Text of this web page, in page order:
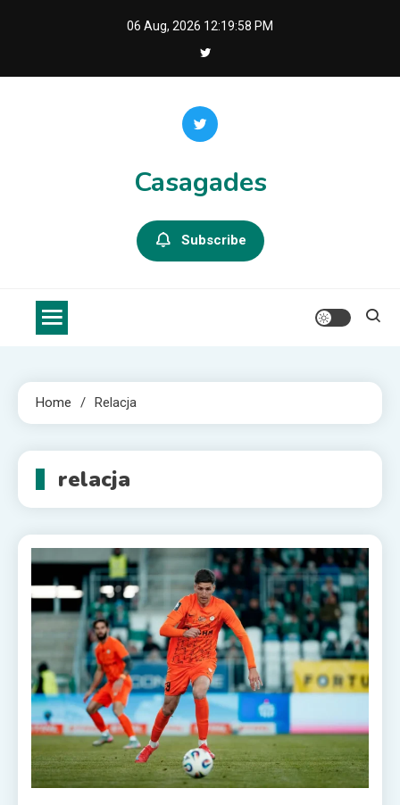
06 Aug, 2026 12:19:59 PM
Casagades
Subscribe
Home Relacja
relacja